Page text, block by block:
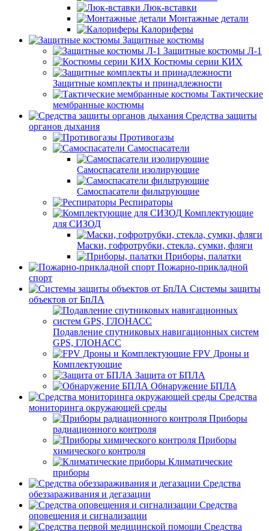
Люк-вставки
Монтажные детали
Калориферы
Защитные костюмы
Защитные костюмы Л-1
Костюмы серии КИХ
Защитные комплекты и принадлежности
Тактические
мембранные костюмы
Средства защиты
органов дыхания
Противогазы
Самоспасатели
Самоспасатели изолирующие
Самоспасатели фильтрующие
Респираторы
Комплектующие
для СИЗОД
Маски, гофротрубки, стекла, сумки, фляги
Приборы, палатки
Пожарно-прикладной
спорт
Системы защиты
объектов от БпЛА
Подавление спутниковых навигационных систем
GPS, ГЛОНАСС
FPV Дроны и
Комплектующие
Защита от БПЛА
Обнаружение БПЛА
Средства
мониторинга окружающей среды
Приборы
радиационного контроля
Приборы
химического контроля
Климатические
приборы
Средства
обеззараживания и дегазации
Средства
оповещения и сигнализации
Средства